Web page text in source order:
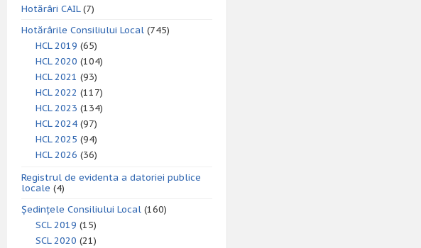
Hotărâri CAIL(7)
Hotărârile Consiliului Local (745)
HCL 2019 (65)
HCL 2020 (104)
HCL 2021 (93)
HCL 2022 (117)
HCL 2023 (134)
HCL 2024 (97)
HCL 2025 (94)
HCL 2026 (36)
Registrul de evidenta a datoriei publice
locale (4)
Ședințele Consiliului Local (160)
SCL 2019 (15)
SCL 2020 (21)